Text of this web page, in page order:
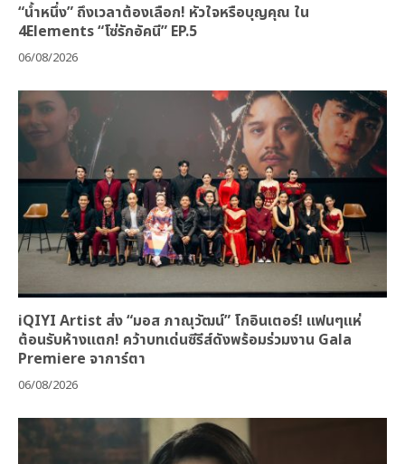
“น้ำหนึ่ง” ถึงเวลาต้องเลือก! หัวใจหรือบุญคุณ ใน
4Elements “โซ่รักอัคนี” EP.5
06/08/2026
iQIYI Artist ส่ง “มอส ภาณุวัฒน์” โกอินเตอร์! แฟนๆแห่
ต้อนรับห้างแตก! คว้าบทเด่นซีรีส์ดังพร้อมร่วมงาน Gala
Premiere จาการ์ตา
06/08/2026